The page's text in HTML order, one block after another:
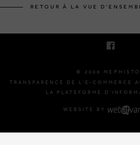
RETOUR À LA VUE
© 2026
TRANSPARENCE DE L'E-COMMERCE
LA PLATEFORME
WEBSITE BY